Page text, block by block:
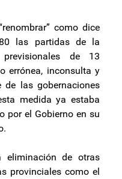
como dice
las partidas de la
de 13
errónea, inconsulta y
las gobernaciones
medida ya estaba
por el Gobierno en su
de otras
provinciales como el